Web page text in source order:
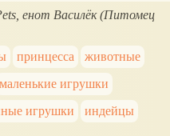
енот Василёк (Питомец
принцесса
животные
маленькие игрушки
игрушки индейцы